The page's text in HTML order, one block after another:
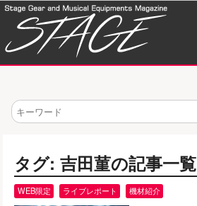
タグ: 吉田菫の記事一覧
WEB限定 ライブレポート 機材紹介